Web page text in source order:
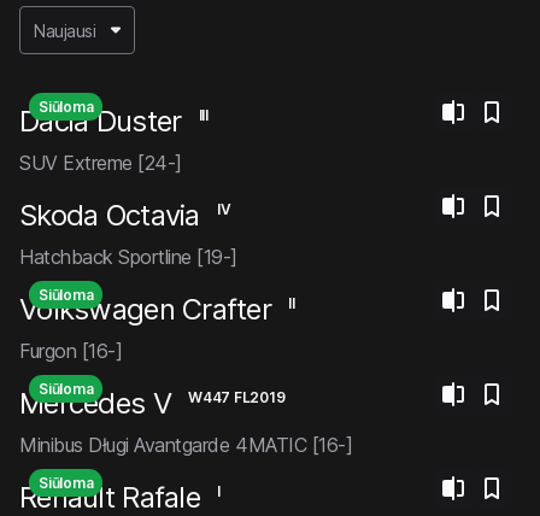
Naujausi
Siūloma
Dacia Duster III
SUV Extreme [24-]
Skoda Octavia IV
Hatchback Sportline [19-]
Siūloma
Volkswagen Crafter II
Furgon [16-]
Siūloma
Mercedes V W447 FL2019
Minibus Długi Avantgarde 4MATIC [16-]
Siūloma
Renault Rafale I